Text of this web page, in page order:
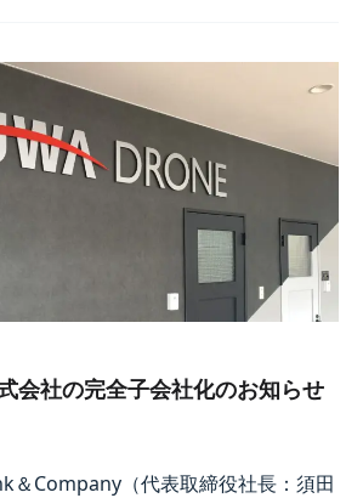
会社の​完全子​会社化の​お知らせ
＆Company​（代表取締役社長：須田
社の​